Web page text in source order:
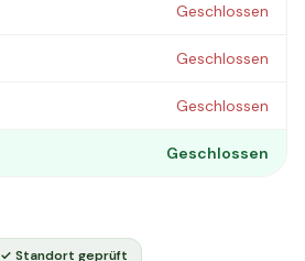
Geschlossen
Geschlossen
Geschlossen
Geschlossen
✓ Standort geprüft